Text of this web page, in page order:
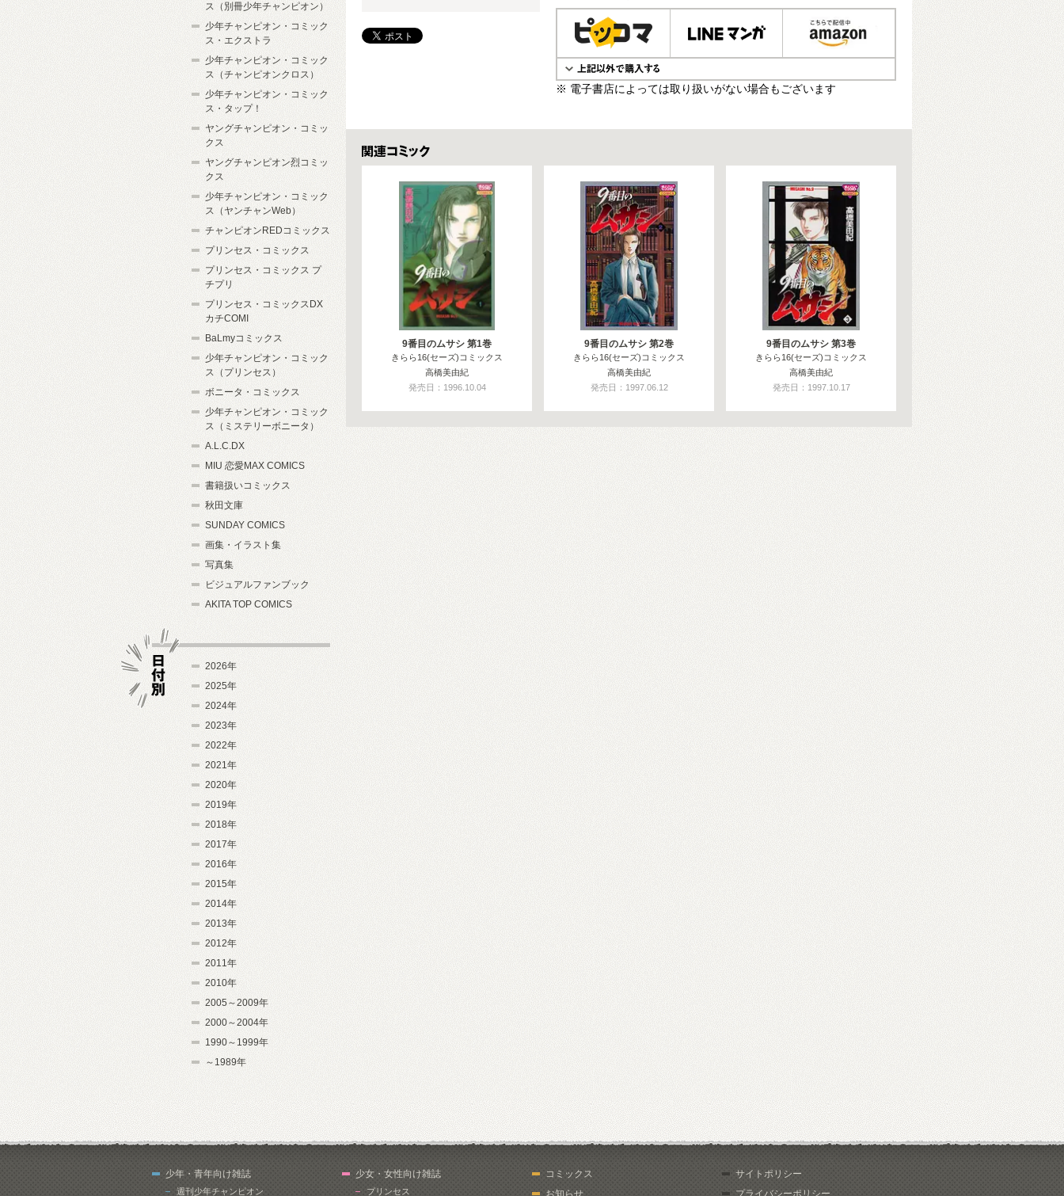
電子書籍で購入
※ 電子書店によっては取り扱いがない場合もございます
関連コミックス
9番目のムサシ 第1巻
きらら16(セーズ)コミックス
高橋美由紀
発売日：1996.10.04
9番目のムサシ 第2巻
きらら16(セーズ)コミックス
高橋美由紀
発売日：1997.06.12
9番目のムサシ 第3巻
きらら16(セーズ)コミックス
高橋美由紀
発売日：1997.10.17
ス（別冊少年チャンピオン）
少年チャンピオン・コミック
ス・エクストラ
少年チャンピオン・コミック
ス（チャンピオンクロス）
少年チャンピオン・コミック
ス・タップ！
ヤングチャンピオン・コミッ
クス
ヤングチャンピオン烈コミッ
クス
少年チャンピオン・コミック
ス（ヤンチャンWeb）
チャンピオンREDコミックス
プリンセス・コミックス
プリンセス・コミックス プ
チプリ
プリンセス・コミックスDX
カチCOMI
BaLmyコミックス
少年チャンピオン・コミック
ス（プリンセス）
ボニータ・コミックス
少年チャンピオン・コミック
ス（ミステリーボニータ）
A.L.C.DX
MIU 恋愛MAX COMICS
書籍扱いコミックス
秋田文庫
SUNDAY COMICS
画集・イラスト集
写真集
ビジュアルファンブック
AKITA TOP COMICS
2026年
2025年
2024年
2023年
2022年
2021年
2020年
2019年
2018年
2017年
2016年
2015年
2014年
2013年
2012年
2011年
2010年
2005～2009年
2000～2004年
1990～1999年
～1989年
少年・青年向け雑誌
週刊少年チャンピオン
少女・女性向け雑誌
プリンセス
コミックス
お知らせ
サイトポリシー
プライバシーポリシー